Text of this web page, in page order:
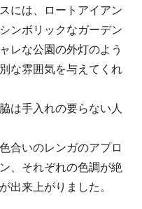
には、ロートアイアン
ンボリックなガーデン
レな公園の外灯のよう
な雰囲気を与えてくれ
は手入れの要らない人
合いのレンガのアプロ
、それぞれの色調が絶
出来上がりました。